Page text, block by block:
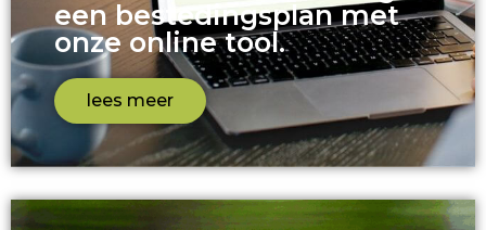
een bestedingsplan met
onze online tool.
lees meer